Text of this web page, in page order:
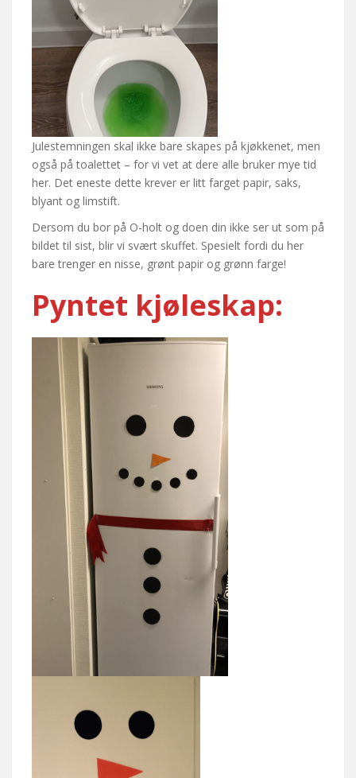
Julestemningen skal ikke bare skapes på kjøkkenet, men
også på toalettet – for vi vet at dere alle bruker mye tid
her. Det eneste dette krever er litt farget papir, saks,
blyant og limstift.
Dersom du bor på O-holt og doen din ikke ser ut som på
bildet til sist, blir vi svært skuffet. Spesielt fordi du her
bare trenger en nisse, grønt papir og grønn farge!
Pyntet kjøleskap: